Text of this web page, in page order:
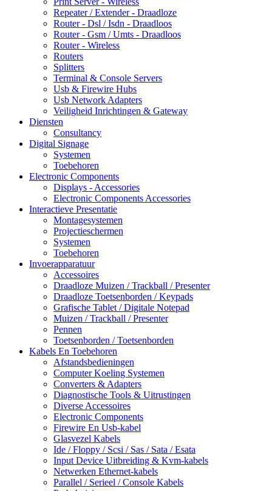
Repeater / Extender - Draadloze
Router - Dsl / Isdn - Draadloos
Router - Gsm / Umts - Draadloos
Router - Wireless
Routers
Splitters
Terminal & Console Servers
Usb & Firewire Hubs
Usb Network Adapters
Veiligheid Inrichtingen & Gateway
Diensten
Consultancy
Digital Signage
Systemen
Toebehoren
Electronic Components
Displays - Accessories
Electronic Components Accessories
Interactieve Presentatie
Montagesystemen
Projectieschermen
Systemen
Toebehoren
Invoerapparatuur
Accessoires
Draadloze Muizen / Trackball / Presenter
Draadloze Toetsenborden / Keypads
Grafische Tablet / Digitale Notepad
Muizen / Trackball / Presenter
Pennen
Toetsenborden / Toetsenborden
Kabels En Toebehoren
Afstandsbedieningen
Computer Koeling Systemen
Converters & Adapters
Diagnostische Tools & Uitrustingen
Diverse Accessoires
Electronic Components
Firewire En Usb-kabel
Glasvezel Kabels
Ide / Floppy / Scsi / Sas / Sata / Esata
Input Device Uitbreiding & Kvm-kabels
Netwerken Ethernet-kabels
Parallel / Serieel / Console Kabels